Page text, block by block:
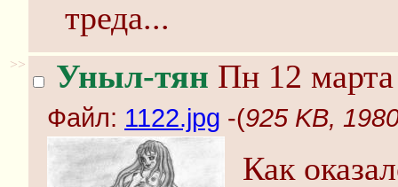
треда...
>> Уныл-тян Пн 12
Файл: 1122.jpg -(925 KB,
Как